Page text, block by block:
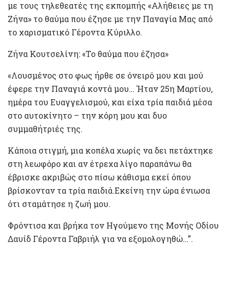
με τους τηλεθεατές της εκπομπής «Αλήθειες με τη
Ζήνα» το θαύμα που έζησε με την Παναγία Μας από
το χαρισματικό Γέροντα Κύριλλο.
Ζήνα Κουτσελίνη: «Το θαύμα που έζησα»
«Λουσμένος στο φως ήρθε σε όνειρό μου και μού
έφερε την Παναγιά κοντά μου… Ήταν 25η Μαρτίου,
ημέρα του Ευαγγελισμού, και είχα τρία παιδιά μέσα
στο αυτοκίνητο – την κόρη μου και δυο
συμμαθήτριές της.
Κάποια στιγμή, μια κοπέλα χωρίς να δει πετάχτηκε
στη λεωφόρο και αν έτρεχα λίγο παραπάνω θα
έβρισκε ακριβώς στο πίσω κάθισμα εκεί όπου
βρίσκονταν τα τρία παιδιά.Εκείνη την ώρα ένιωσα
ότι σταμάτησε η ζωή μου.
Φρόντισα και βρήκα τον Ηγούμενο της Μονής Οδίου
Δαυίδ Γέροντα Γαβριήλ για να εξομολογηθώ…”.